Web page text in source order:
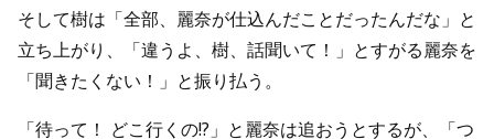
そして樹は「全部、麗奈が仕込んだことだったんだな」と
立ち上がり、「違うよ、樹、話聞いて！」とすがる麗奈を
「聞きたくない！」と振り払う。
「待って！ どこ行くの!?」と麗奈は追おうとするが、「つ